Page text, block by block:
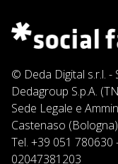
© Deda Digital s.r.l. -
Dedagroup S.p.A.
Sede Legale e
Castenaso (Bologna)
Tel. +39 051 780630
02047381203